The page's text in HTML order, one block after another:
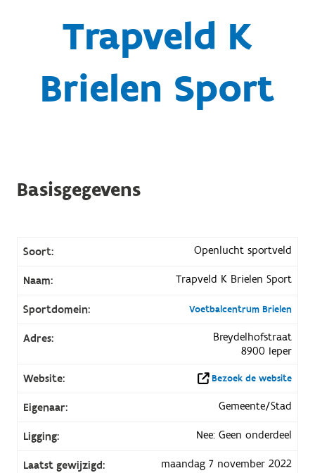
Trapveld K
Brielen Sport
Basisgegevens
Soort: Openlucht sportveld
Naam: Trapveld K Brielen Sport
Sportdomein: Voetbalcentrum Brielen
Adres:
Breydelhofstraat
8900 Ieper
Website:
Bezoek de website
Eigenaar: Gemeente/Stad
Ligging: Nee: Geen onderdeel
Laatst gewijzigd: maandag 7 november 2022